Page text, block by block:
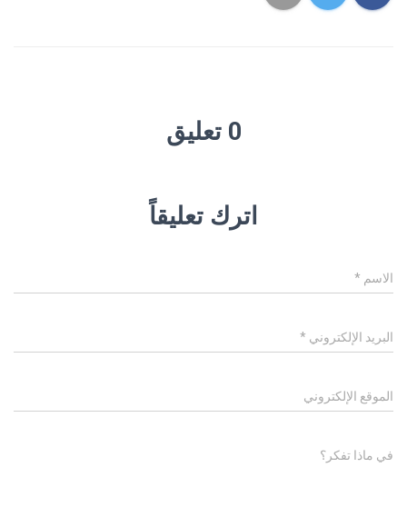
0 تعليق
اترك تعليقاً
الاسم *
البريد الإلكتروني *
الموقع الإلكتروني
في ماذا تفكر؟